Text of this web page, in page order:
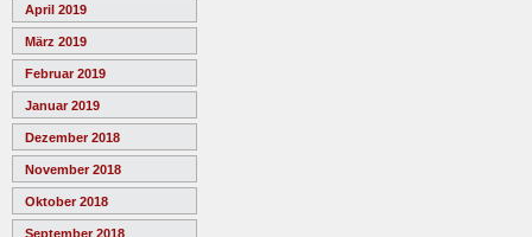
April 2019
März 2019
Februar 2019
Januar 2019
Dezember 2018
November 2018
Oktober 2018
September 2018